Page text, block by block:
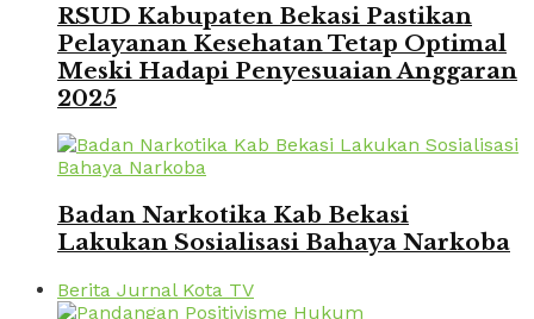
RSUD Kabupaten Bekasi Pastikan
Pelayanan Kesehatan Tetap Optimal
Meski Hadapi Penyesuaian Anggaran
2025
Badan Narkotika Kab Bekasi
Lakukan Sosialisasi Bahaya Narkoba
Berita Jurnal Kota TV